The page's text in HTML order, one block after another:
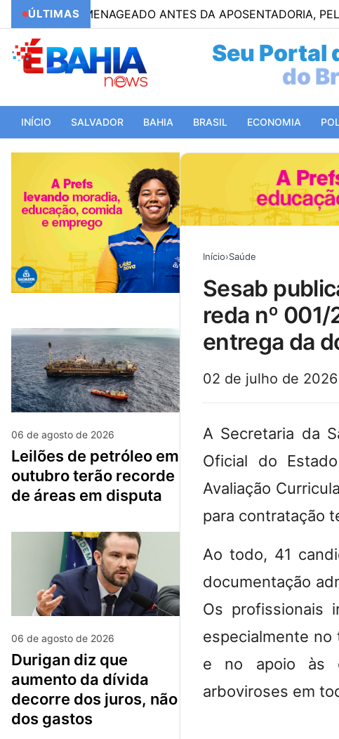
ÚLTIMAS ANTES DA APOSENTADORIA, PELLEGRINO
Seu Portal
do
INÍCIO SALVADOR BAHIA BRASIL ECONOMIA
06 de agosto de 2026
leilões de petróleo em
outubro terão recorde
de áreas em disputa
06 de agosto de 2026
durigan diz que
aumento da dívida
decorre dos juros, não
dos gastos
Início›Saúde
sesab publica resultado final do processo seletivo
reda nº
entrega da
02 de julho de 2026
A Secretaria da
Oficial do
Avaliação
para contratação
Ao todo, 41
documentação
Os profissionais
especialmente
e no apoio às
arboviroses em